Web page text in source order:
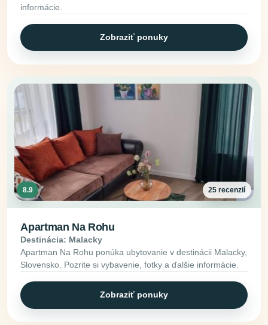
informácie.
Zobraziť ponuky
8.9 25 recenzií
Apartman Na Rohu
Destinácia: Malacky
Apartman Na Rohu ponúka ubytovanie v destinácii Malacky,
Slovensko. Pozrite si vybavenie, fotky a ďalšie informácie.
Zobraziť ponuky